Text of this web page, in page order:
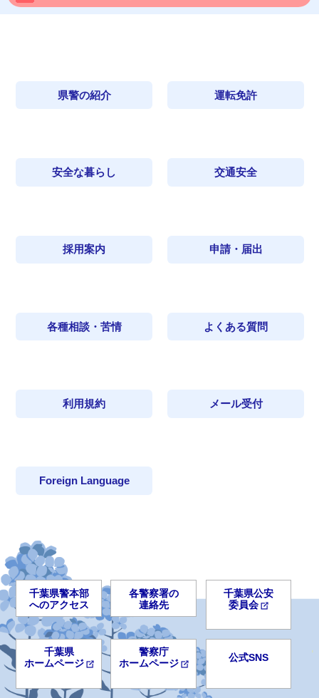
県警の紹介 運転免許
安全な暮らし 交通安全
採用案内 申請・届出
各種相談・苦情 よくある質問
利用規約 メール受付
Foreign Language
千葉県警本部
へのアクセス
各警察署の
連絡先
千葉県公安
委員会
千葉県
ホームページ
警察庁
ホームページ
公式SNS